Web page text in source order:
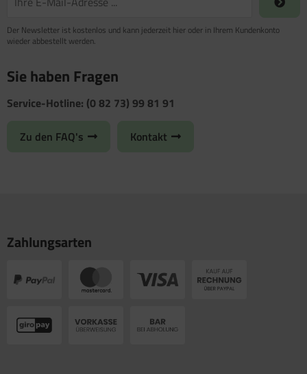
Der Newsletter ist kostenlos und kann jederzeit hier oder in Ihrem Kundenkonto
wieder abbestellt werden.
Sie haben Fragen
Service-Hotline: (0 82 73) 99 81 91
Zu den FAQ's Kontakt
Zahlungsarten